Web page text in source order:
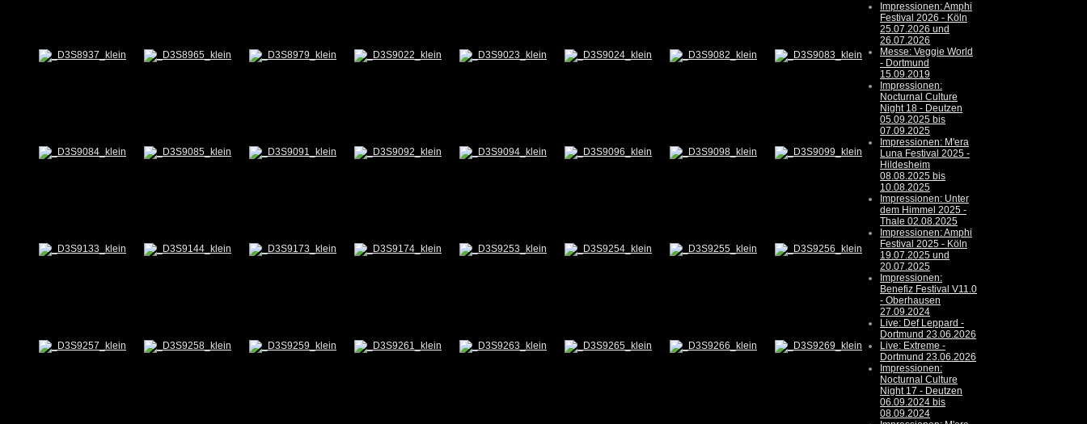
Impressionen: Amphi
Festival 2026 - Köln
25.07.2026 und
26.07.2026
Messe: Veggie World
- Dortmund
15.09.2019
Impressionen:
Nocturnal Culture
Night 18 - Deutzen
05.09.2025 bis
07.09.2025
Impressionen: M'era
Luna Festival 2025 -
Hildesheim
08.08.2025 bis
10.08.2025
Impressionen: Unter
dem Himmel 2025 -
Thale 02.08.2025
Impressionen: Amphi
Festival 2025 - Köln
19.07.2025 und
20.07.2025
Impressionen:
Benefiz Festival V11.0
- Oberhausen
27.09.2024
Live: Def Leppard -
Dortmund 23.06.2026
Live: Extreme -
Dortmund 23.06.2026
Impressionen:
Nocturnal Culture
Night 17 - Deutzen
06.09.2024 bis
08.09.2024